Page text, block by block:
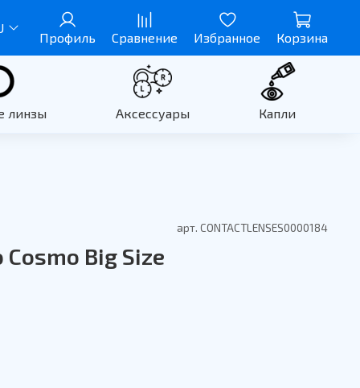
Профиль Сравнение Избранное Корзина
линзы Аксессуары Капли
арт. CONTACTLENSES0000184
Big Size